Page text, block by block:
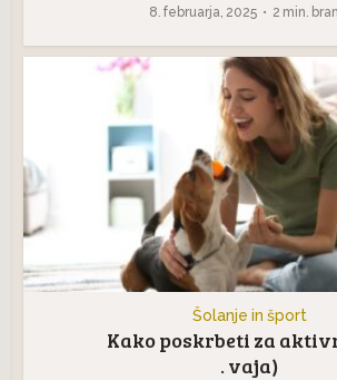
8. februarja, 2025 2 min.
Šolanje in šport
Kako poskrbeti za
. vaja)